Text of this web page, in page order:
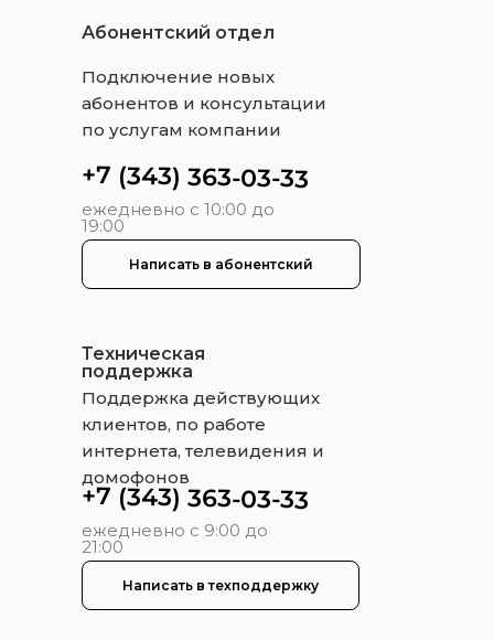
Написать в абонентский
Подключение новых
абонентов и консультации
по услугам компании
+7 (343) 363-03-33
ежедневно с 10:00 до
19:00
Абонентский отдел
Написать в техподдержку
Техническая
поддержка
+7 (343) 363-03-33
ежедневно с 9:00 до
21:00
Поддержка действующих
клиентов, по работе
интернета, телевидения и
домофонов